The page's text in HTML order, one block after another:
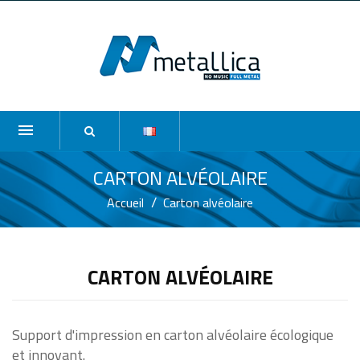
CARTON ALVÉOLAIRE
Accueil Carton alvéolaire
CARTON ALVÉOLAIRE
Support d'impression en carton alvéolaire écologique
et innovant.